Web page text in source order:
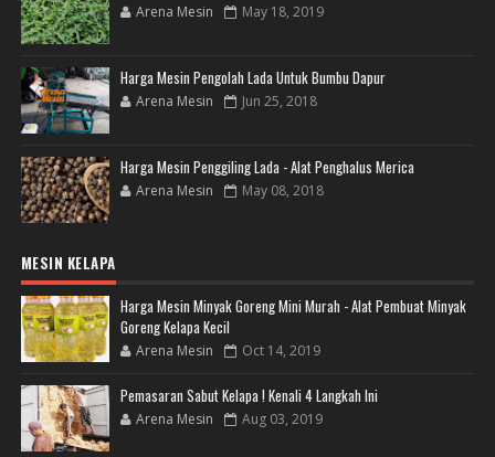
Arena Mesin May 18, 2019
Harga Mesin Pengolah Lada Untuk Bumbu Dapur
Arena Mesin Jun 25, 2018
Harga Mesin Penggiling Lada - Alat Penghalus Merica
Arena Mesin May 08, 2018
MESIN KELAPA
Harga Mesin Minyak Goreng Mini Murah - Alat Pembuat Minyak
Goreng Kelapa Kecil
Arena Mesin Oct 14, 2019
Pemasaran Sabut Kelapa ! Kenali 4 Langkah Ini
Arena Mesin Aug 03, 2019